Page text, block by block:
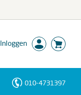
Inloggen
010-4731397